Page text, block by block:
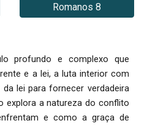
Romanos 8
profundo e complexo que
e a lei, a luta interior com
lei para fornecer verdadeira
explora a natureza do conflito
e como a graça de